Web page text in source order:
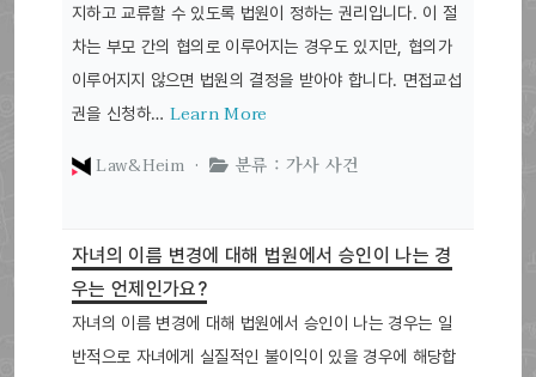
지하고 교류할 수 있도록 법원이 정하는 권리입니다. 이 절
차는 부모 간의 협의로 이루어지는 경우도 있지만, 협의가
이루어지지 않으면 법원의 결정을 받아야 합니다. 면접교섭
권을 신청하… Learn More
Law&Heim ·
분류 : 가사 사건
자녀의 이름 변경에 대해 법원에서 승인이 나는 경
우는 언제인가요?
자녀의 이름 변경에 대해 법원에서 승인이 나는 경우는 일
반적으로 자녀에게 실질적인 불이익이 있을 경우에 해당합